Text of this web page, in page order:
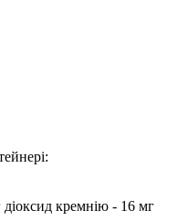
кремнію - 16 мг